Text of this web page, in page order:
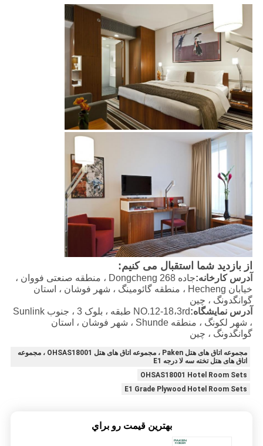
از بازدید شما استقبال می کنیم:
آدرس کارخانه:
جاده 268 Dongcheng ، منطقه صنعتی فووان ،
خیابان Hecheng ، منطقه گائومینگ ، شهر فوشان ، استان
گوانگدونگ ، چین
آدرس نمایشگاه:
NO.12-18،3rd طبقه ، بلوک 3 ، جنوب Sunlink
، شهر لکونگ ، منطقه Shunde ، شهر فوشان ، استان
گوانگدونگ ، چین
مجموعه اتاق های هتل Paken ، مجموعه اتاق های هتل OHSAS18001 ، مجموعه
اتاق های هتل تخته سه لا درجه E1
OHSAS18001 Hotel Room Sets
E1 Grade Plywood Hotel Room Sets
بهترين قيمت رو براي